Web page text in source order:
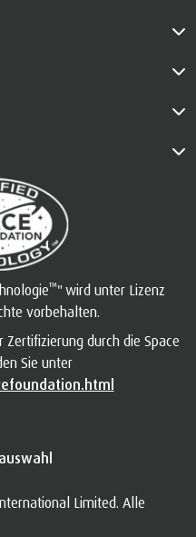
™" wird unter Lizenz
vorbehalten.
durch die Space
Sie unter
Limited. Alle